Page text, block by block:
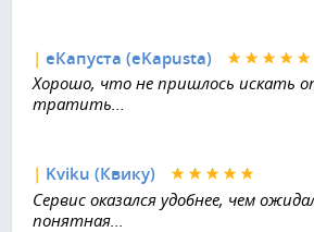
| еКапуста (eKapusta)
Хорошо, что не пришлось искать
тратить...
| Kviku (Квику)
Сервис оказался удобнее, чем
понятная...